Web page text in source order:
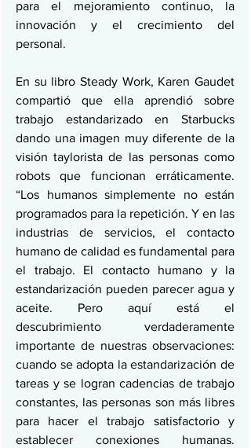
para el mejoramiento continuo, la
innovación y el crecimiento del
personal.
En su libro Steady Work, Karen Gaudet
compartió que ella aprendió sobre
trabajo estandarizado en Starbucks
dando una imagen muy diferente de la
visión taylorista de las personas como
robots que funcionan erráticamente.
“Los humanos simplemente no están
programados para la repetición. Y en las
industrias de servicios, el contacto
humano de calidad es fundamental para
el trabajo. El contacto humano y la
estandarización pueden parecer agua y
aceite. Pero aquí está el
descubrimiento verdaderamente
importante de nuestras observaciones:
cuando se adopta la estandarización de
tareas y se logran cadencias de trabajo
constantes, las personas son más libres
para hacer el trabajo satisfactorio y
establecer conexiones humanas.